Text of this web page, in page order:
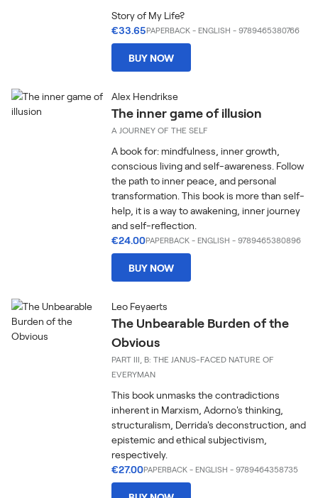
Story of My Life?
€33.65PAPERBACK - ENGLISH - 9789465380766
BUY NOW
Alex Hendrikse
The inner game of illusion
A JOURNEY OF THE SELF
A book for: mindfulness, inner growth,
conscious living and self-awareness. Follow
the path to inner peace, and personal
transformation. This book is more than self-
help, it is a way to awakening, inner journey
and self-reflection.
€24.00PAPERBACK - ENGLISH - 9789465380896
BUY NOW
Leo Feyaerts
The Unbearable Burden of the
Obvious
PART III, B: THE JANUS-FACED NATURE OF
EVERYMAN
This book unmasks the contradictions
inherent in Marxism, Adorno's thinking,
structuralism, Derrida's deconstruction, and
epistemic and ethical subjectivism,
respectively.
€27.00PAPERBACK - ENGLISH - 9789464358735